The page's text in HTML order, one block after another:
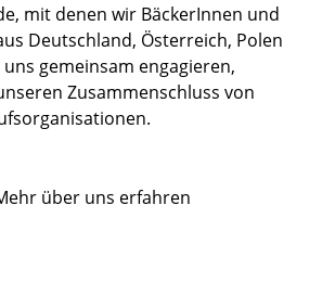
mit denen wir BäckerInnen und
Deutschland, Österreich, Polen
gemeinsam engagieren,
Zusammenschluss von
über uns erfahren